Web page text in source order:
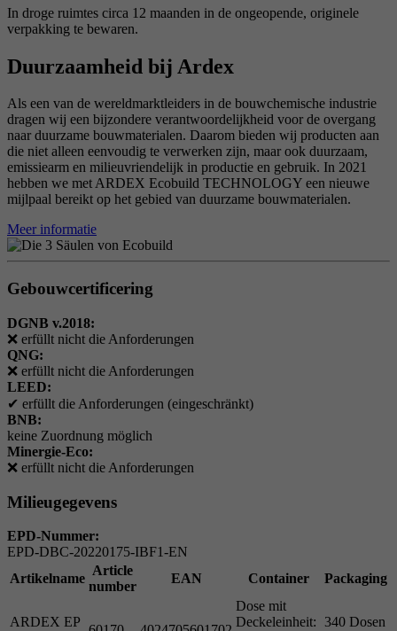
In droge ruimtes circa 12 maanden in de ongeopende, originele
verpakking te bewaren.
Duurzaamheid bij Ardex
Als een van de wereldmarktleiders in de bouwchemische industrie
dragen wij een bijzondere verantwoordelijkheid voor de overgang
naar duurzame bouwmaterialen. Daarom bieden wij producten aan
die niet alleen eenvoudig te verwerken zijn, maar ook duurzaam,
emissiearm en milieuvriendelijk in productie en gebruik. In 2021
hebben we met ARDEX Ecobuild TECHNOLOGY een nieuwe
mijlpaal bereikt op het gebied van duurzame bouwmaterialen.
Meer informatie
Gebouwcertificering
DGNB v.2018:
❌ erfüllt nicht die Anforderungen
QNG:
❌ erfüllt nicht die Anforderungen
LEED:
✔ erfüllt die Anforderungen (eingeschränkt)
BNB:
keine Zuordnung möglich
Minergie-Eco:
❌ erfüllt nicht die Anforderungen
Milieugegevens
EPD-Nummer:
EPD-DBC-20220175-IBF1-EN
Artikelname
Article
number
EAN Container Packaging
ARDEX EP
Dose mit
Deckeleinheit:
340 Dosen